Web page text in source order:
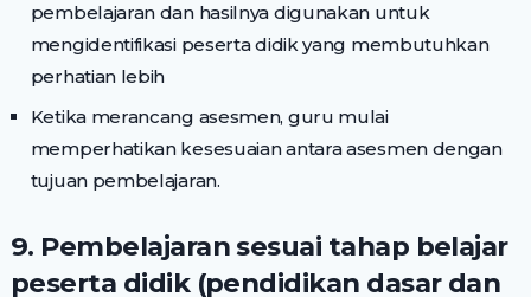
pembelajaran dan hasilnya digunakan untuk
mengidentifikasi peserta didik yang membutuhkan
perhatian lebih
Ketika merancang asesmen, guru mulai
memperhatikan kesesuaian antara asesmen dengan
tujuan pembelajaran.
9. Pembelajaran sesuai tahap belajar
peserta didik (pendidikan dasar dan